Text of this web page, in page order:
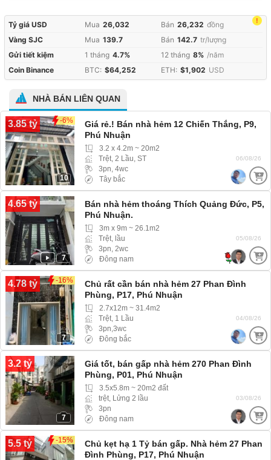
!
Tỷ giá USD Mua 26,032 Bán 26,232 đồng
Vàng SJC
Mua 139.7 Bán 142.7 tr/lượng
Gửi tiết kiệm
1 tháng 4.7% 12 tháng 8% /năm
Coin Binance
BTC: $64,252 ETH: $1,902 USD
NHÀ BÁN LIÊN QUAN
3.85 tỷ -6%
10
Giá rẻ.! Bán nhà hẻm 12 Chiến Thắng, P9,
Phú Nhuận
3.2 x 4.2m ~ 20m2
Trệt, 2 Lầu, ST
3pn, 4wc
Tây bắc
06/08/26
4.65 tỷ
7
Bán nhà hẻm thoáng Thích Quảng Đức, P5,
Phú Nhuận.
3m x 9m ~ 26.1m2
Trệt, lầu
3pn, 2wc
Đông nam
05/08/26
4.78 tỷ -16%
7
Chủ rất cần bán nhà hẻm 27 Phan Đình
Phùng, P17, Phú Nhuận
2.7x12m ~ 31.4m2
Trệt, 1 Lầu
3pn,3wc
Đông bắc
04/08/26
3.2 tỷ
7
Giá tốt, bán gấp nhà hẻm 270 Phan Đình
Phùng, P01, Phú Nhuận
3.5x5.8m ~ 20m2 đất
trệt, Lửng 2 lầu
3pn
Đông nam
03/08/26
5.5 tỷ -15%
Chủ kẹt hạ 1 Tỷ bán gấp. Nhà hẻm 27 Phan
Đình Phùng, P17, Phú Nhuận